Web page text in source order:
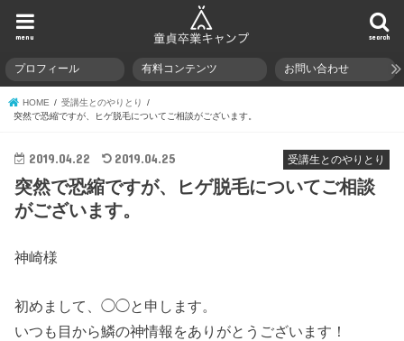
search
menu
プロフィール 有料コンテンツ お問い合わせ
HOME
受講生とのやりとり
突然で恐縮ですが、ヒゲ脱毛についてご相談がございます。
受講生とのやりとり
2019.04.22 2019.04.25
突然で恐縮ですが、ヒゲ脱毛についてご相談
がございます。
神崎様
初めまして、◯◯と申します。
いつも目から鱗の神情報をありがとうございます！